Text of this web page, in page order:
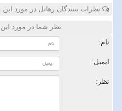
نظرات بینندگان رهاتل در مورد
نظر شما در مورد
نام:
ایمیل:
نظر: